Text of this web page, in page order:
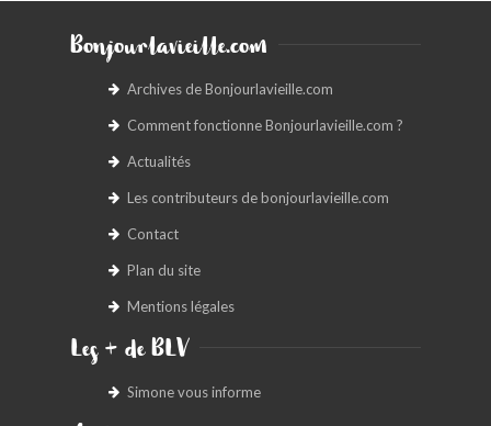
Bonjourlavieille.com
Archives de Bonjourlavieille.com
Comment fonctionne Bonjourlavieille.com ?
Actualités
Les contributeurs de bonjourlavieille.com
Contact
Plan du site
Mentions légales
Les + de BLV
Simone vous informe